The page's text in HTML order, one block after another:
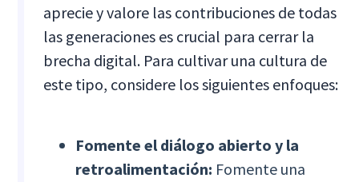
aprecie y valore las contribuciones de todas
las generaciones es crucial para cerrar la
brecha digital. Para cultivar una cultura de
este tipo, considere los siguientes enfoques:
Fomente el diálogo abierto y la
retroalimentación: Fomente una